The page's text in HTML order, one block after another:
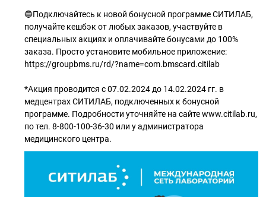
🔵Подключайтесь к новой бонусной программе СИТИЛАБ,
получайте кешбэк от любых заказов, участвуйте в
специальных акциях и оплачивайте бонусами до 100%
заказа. Просто установите мобильное приложение:
https://groupbms.ru/rd/?name=com.bmscard.citilab
*Акция проводится с 07.02.2024 до 14.02.2024 гг. в
медцентрах СИТИЛАБ, подключенных к бонусной
программе. Подробности уточняйте на сайте www.citilab.ru,
по тел. 8-800-100-36-30 или у администратора
медицинского центра.